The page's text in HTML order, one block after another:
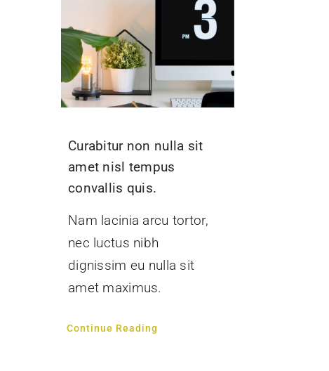
Curabitur non nulla sit
amet nisl tempus
convallis quis.
Nam lacinia arcu tortor,
nec luctus nibh
dignissim eu nulla sit
amet maximus.
Continue Reading